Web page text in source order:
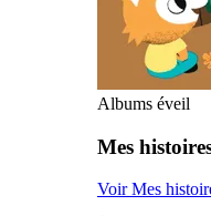
Albums éveil
Mes
Voir Mes